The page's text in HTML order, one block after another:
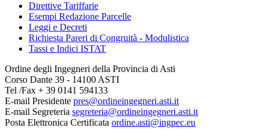
Direttive Tariffarie
Esempi Redazione Parcelle
Leggi e Decreti
Richiesta Pareri di Congruità - Modulistica
Tassi e Indici ISTAT
Ordine degli Ingegneri della Provincia di Asti
Corso Dante 39 - 14100 ASTI
Tel /Fax + 39 0141 594133
E-mail Presidente pres@ordineingegneri.asti.it
E-mail Segreteria segreteria@ordineingegneri.asti.it
Posta Elettronica Certificata ordine.asti@ingpec.eu